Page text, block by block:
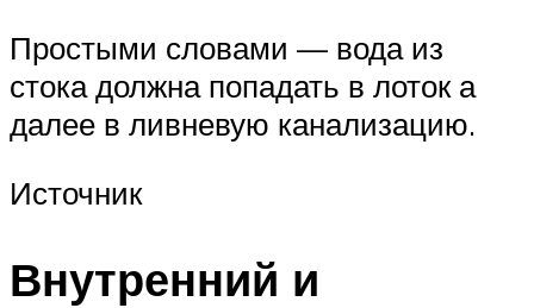
Простыми словами — вода из
стока должна попадать в лоток а
далее в ливневую канализацию.
Источник
Внутренний и